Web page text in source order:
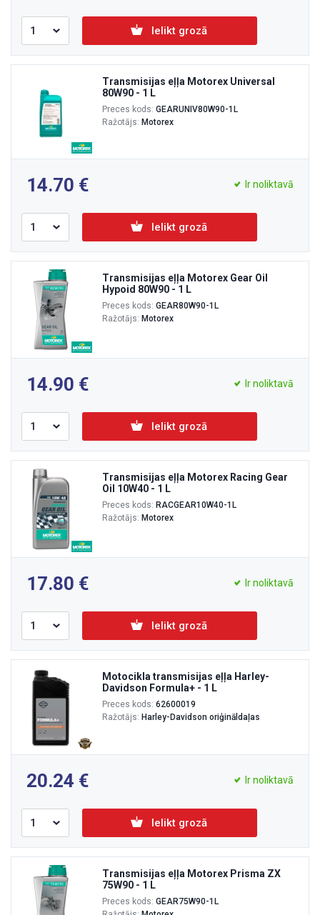
Ielikt grozā
Transmisijas eļļa Motorex Universal
80W90 - 1 L
Preces kods: GEARUNIV80W90-1L
Ražotājs: Motorex
14.70 Ir noliktavā
Ielikt grozā
Transmisijas eļļa Motorex Gear Oil
Hypoid 80W90 - 1 L
Preces kods: GEAR80W90-1L
Ražotājs: Motorex
14.90 Ir noliktavā
Ielikt grozā
Transmisijas eļļa Motorex Racing Gear
Oil 10W40 - 1 L
Preces kods: RACGEAR10W40-1L
Ražotājs: Motorex
17.80 Ir noliktavā
Ielikt grozā
Motocikla transmisijas eļļa Harley-
Davidson Formula+ - 1 L
Preces kods: 62600019
Ražotājs: Harley-Davidson oriģināldaļas
20.24 Ir noliktavā
Ielikt grozā
Transmisijas eļļa Motorex Prisma ZX
75W90 - 1 L
Preces kods: GEAR75W90-1L